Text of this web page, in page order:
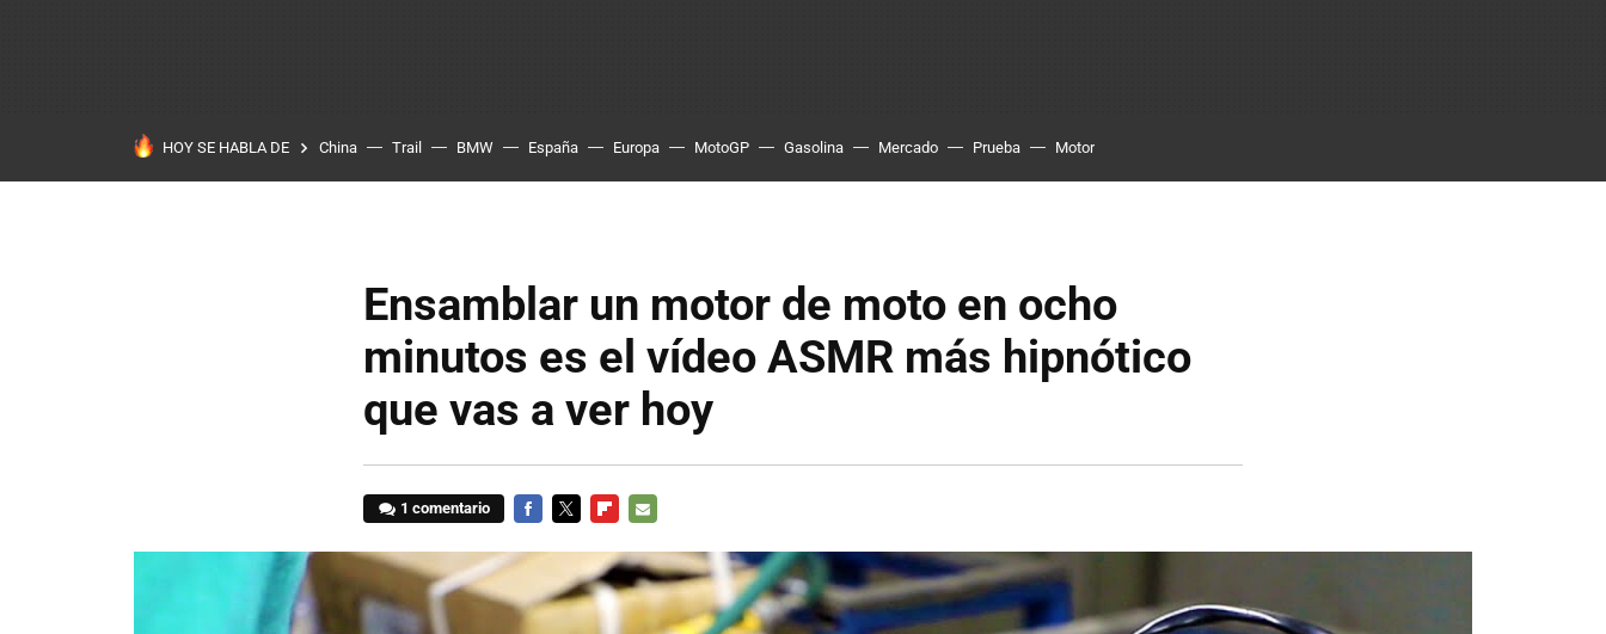
HOY SE HABLA DE China Trail BMW España Europa MotoGP Gasolina Mercado Prueba Motor
Ensamblar un motor de moto en ocho
minutos es el vídeo ASMR más hipnótico
que vas a ver hoy
1 comentario
MAIL